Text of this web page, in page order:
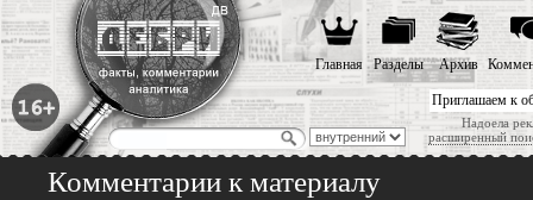
Приглашаем к
Надоела
расширенный
Главная Разделы Архив
Комментарии к материалу